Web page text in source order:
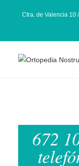
Ctra. de Valencia 10
672